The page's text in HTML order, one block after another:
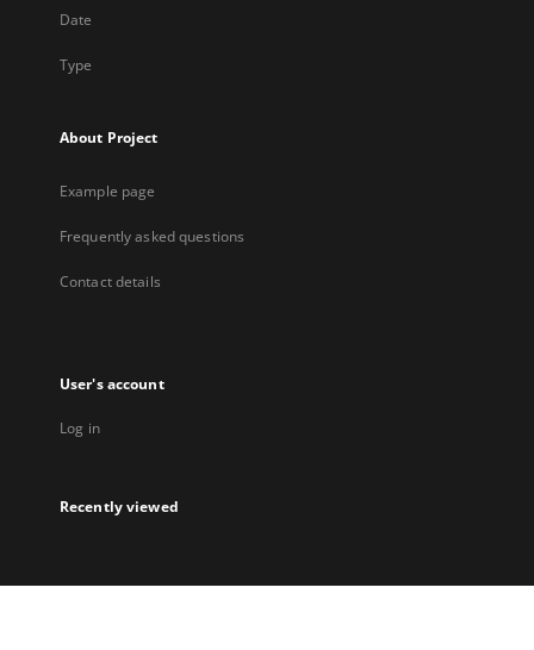
Date
Type
About Project
Example page
Frequently asked questions
Contact details
User's account
Log in
Recently viewed